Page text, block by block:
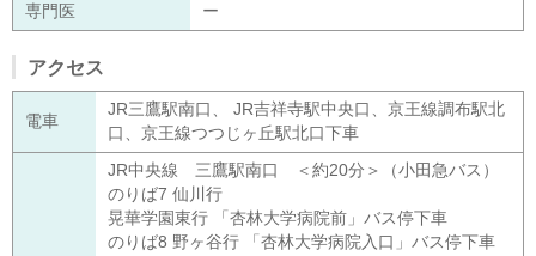
専門医 ー
アクセス
電車
JR三鷹駅南口、 JR吉祥寺駅中央口、京王線調布駅北
口、京王線つつじヶ丘駅北口下車
JR中央線 三鷹駅南口 ＜約20分＞（小田急バス）
のりば7 仙川行
晃華学園東行 「杏林大学病院前」バス停下車
のりば8 野ヶ谷行 「杏林大学病院入口」バス停下車